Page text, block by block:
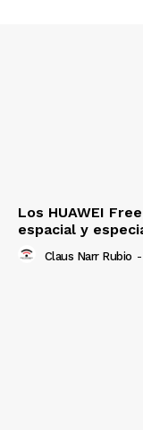
Los HUAWEI
espacial y
Claus Narr Rubio -